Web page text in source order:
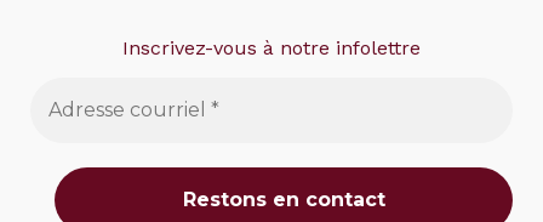
Inscrivez-vous à notre infolettre